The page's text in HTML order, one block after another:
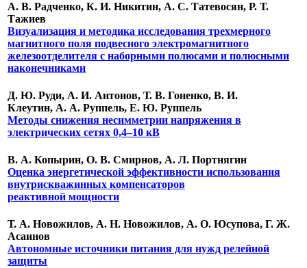
А. В. Радченко, К. И. Никитин, А. С. Татевосян, Р. Т.
Тажиев
Визуализация и методика исследования трехмерного
магнитного поля подвесного электромагнитного
железоотделителя с наборными полюсами и полюсными
наконечниками
Д. Ю. Руди, А. И. Антонов, Т. В. Гоненко, В. И.
Клеутин, А. А. Руппель, Е. Ю. Руппель
Методы снижения несимметрии напряжения в
электрических сетях 0,4–10 кВ
В. А. Копырин, О. В. Смирнов, А. Л. Портнягин
Оценка энергетической эффективности использования
внутрискважинных компенсаторов
реактивной мощности
Т. А. Новожилов, А. Н. Новожилов, А. О. Юсупова, Г. Ж.
Асаинов
Автономные источники питания для нужд релейной
защиты